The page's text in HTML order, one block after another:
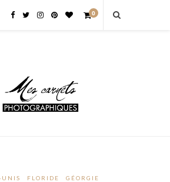
0
UNIS FLORIDE GÉORGIE